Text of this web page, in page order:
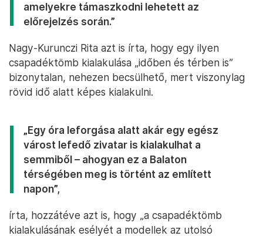
amelyekre támaszkodni lehetett az
előrejelzés során.”
Nagy-Kurunczi Rita azt is írta, hogy egy ilyen
csapadéktömb kialakulása „időben és térben is”
bizonytalan, nehezen becsülhető, mert viszonylag
rövid idő alatt képes kialakulni.
„Egy óra leforgása alatt akár egy egész
várost lefedő zivatar is kialakulhat a
semmiből – ahogyan ez a Balaton
térségében meg is történt az említett
napon”,
írta, hozzátéve azt is, hogy „a csapadéktömb
kialakulásának esélyét a modellek az utolsó